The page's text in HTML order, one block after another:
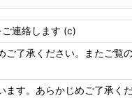
連絡します (c)
了承ください。またご覧
す。あらかじめご了承くだ